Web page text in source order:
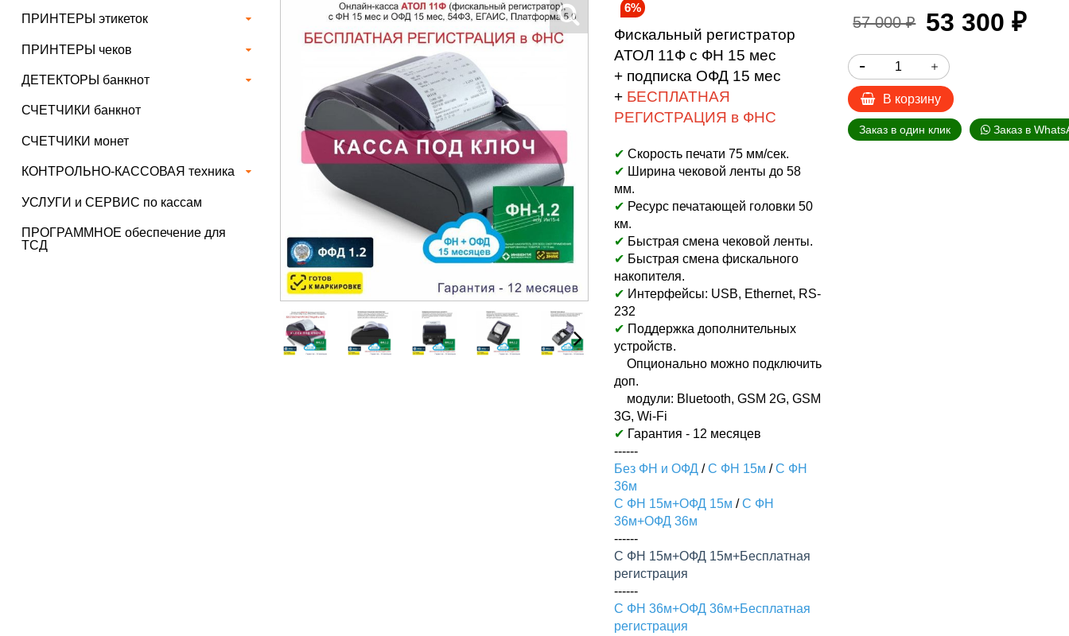
ПРИНТЕРЫ этикеток
ПРИНТЕРЫ чеков
ДЕТЕКТОРЫ банкнот
СЧЕТЧИКИ банкнот
СЧЕТЧИКИ монет
КОНТРОЛЬНО-КАССОВАЯ техника
УСЛУГИ и СЕРВИС по кассам
ПРОГРАММНОЕ обеспечение для
ТСД
6%
Фискальный регистратор
АТОЛ 11Ф с ФН 15 мес
+ подписка ОФД 15 мес
+ БЕСПЛАТНАЯ
РЕГИСТРАЦИЯ в ФНС
✔ Скорость печати 75 мм/сек.
✔ Ширина чековой ленты до 58
мм.
✔ Ресурс печатающей головки 50
км.
✔ Быстрая смена чековой ленты.
✔ Быстрая смена фискального
накопителя.
✔ Интерфейсы: USB, Ethernet, RS-
232
✔ Поддержка дополнительных
устройств.
Опционально можно подключить
доп.
модули: Bluetooth, GSM 2G, GSM
3G, Wi-Fi
✔ Гарантия - 12 месяцев
------
Без ФН и ОФД /С ФН 15м /С ФН
36м
С ФН 15м+ОФД 15м /С ФН
36м+ОФД 36м
------
С ФН 15м+ОФД 15м+Бесплатная
регистрация
------
С ФН 36м+ОФД 36м+Бесплатная
регистрация
57 000 ₽ 53 300 ₽
В корзину
Заказ в один клик Заказ в